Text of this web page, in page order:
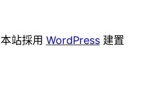
本站採用 WordPress建置